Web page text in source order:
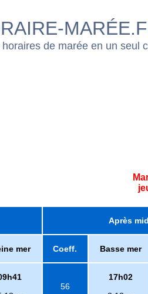
horaires de marée en un seul
Après
mer Coeff. Basse mer
56
17h02